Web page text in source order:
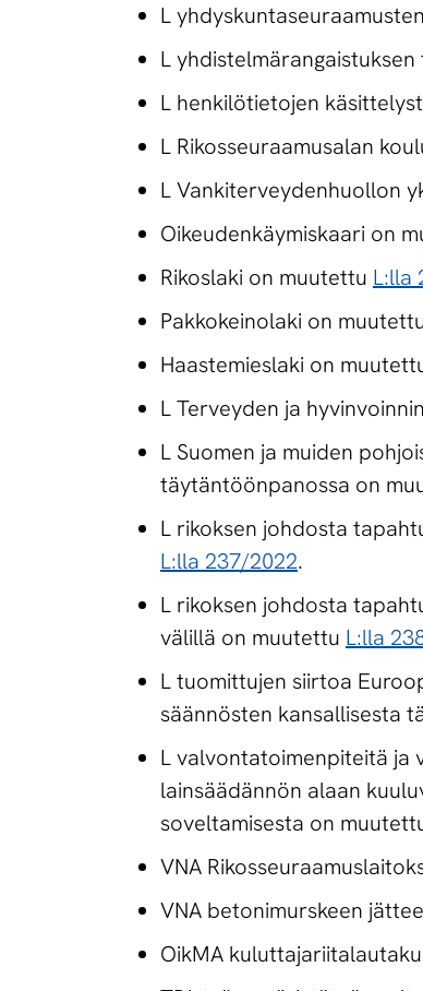
L
L
L henkilötietojen
L Rikosseuraamusalan
L Vankiterveydenhuollon
Oikeudenkäymiskaari on
Rikoslaki on muutettu L:lla
Pakkokeinolaki on
Haastemieslaki on
L Terveyden ja
L Suomen ja muiden
täytäntöönpanossa on
L rikoksen johdosta
L:lla 237/2022.
L rikoksen johdosta
välillä on muutettu L:lla
L tuomittujen siirtoa
säännösten kansallisesta
L valvontatoimenpiteitä ja
lainsäädännön alaan
soveltamisesta on
VNA
VNA betonimurskeen
OikMA